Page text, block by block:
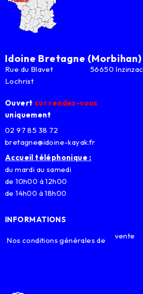
Idoine Bretagne (Morbihan)
Rue du Blavet 56650 Inzinzac
Lochrist
Ouvert sur rendez-vous
uniquement
02 97 85 38 72
bretagne@idoine-kayak.fr
Accueil téléphonique :
du mardi au samedi
de 10h00 à 12h00
de 14h00 à 18h00
INFORMATIONS
Nos conditions générales de vente